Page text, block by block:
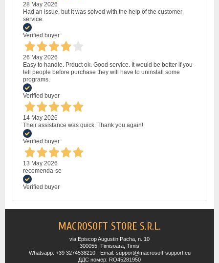
28 May 2026
Had an issue, but it was solved with the help of the customer
service.
Verified buyer
26 May 2026
Easy to handle. Prduct ok. Good service. It would be better if you
tell people before purchase they will have to uninstall some
programs.
Verified buyer
14 May 2026
Their assistance was quick. Thank you again!
Verified buyer
13 May 2026
recomenda-se
Verified buyer
MACROSOFT STORE S.R.L.
via Episcop Augustin Pacha, n. 10
300055, Timisoara, Timis
Whatsapp: +39 3274538210 - Email: support@macrosoft-support.eu
ДДС номер: RO45281950